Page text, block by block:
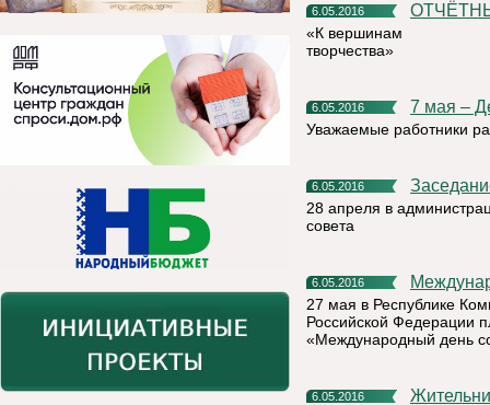
6.05.2016
«К вершинам
творчества»
6.05.2016 7 мая –
Уважаемые работники
6.05.2016
28 апреля в
совета
6.05.2016
27 мая в Республике
Российской Федерации
«Международный день
6.05.2016
Жительница г. Емва Надежда Манова – на Доске почета